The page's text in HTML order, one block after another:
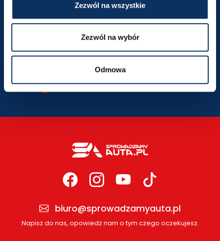
Zezwól na wszystkie
Zezwól na wybór
Odmowa
+48 516 491 740
krakow@sprowadzamyauta.pl
SZCZEGÓŁY LOKALIZACJI
biuro@sprowadzamyauta.pl
Napisz do nas, opowiedz nam o tym czego oczekujesz.